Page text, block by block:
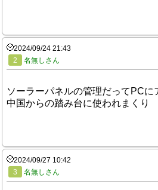
2024/09/24 21:43
2
名無しさん
ソーラーパネルの管理だってPCに
中国からの踏み台に使われまくり
2024/09/27 10:42
3
名無しさん